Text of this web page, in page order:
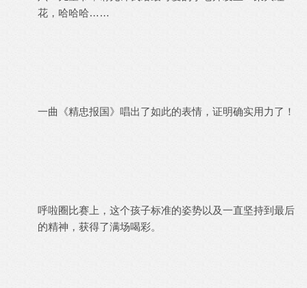
花，哈哈哈……
一曲《精忠报国》唱出了如此的表情，证明确实用力了！
呼啦圈比赛上，这个孩子标准的姿势以及一直坚持到最后
的精神，获得了满场喝彩。